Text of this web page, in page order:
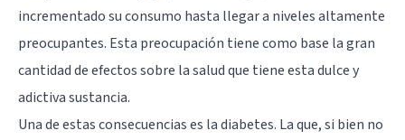
incrementado su consumo hasta llegar a niveles altamente
preocupantes. Esta preocupación tiene como base la gran
cantidad de efectos sobre la salud que tiene esta dulce y
adictiva sustancia.
Una de estas consecuencias es la diabetes. La que, si bien no